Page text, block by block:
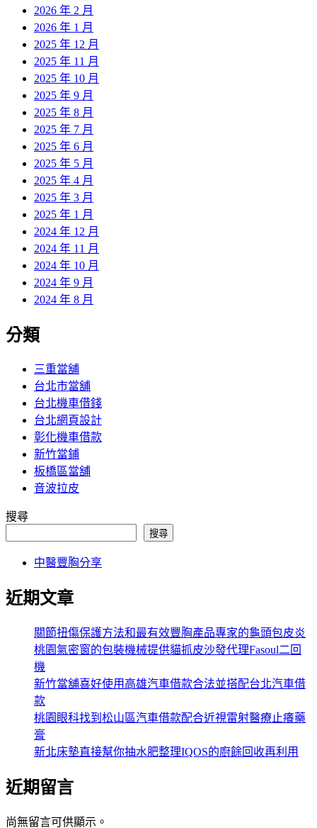
2026 年 2 月
2026 年 1 月
2025 年 12 月
2025 年 11 月
2025 年 10 月
2025 年 9 月
2025 年 8 月
2025 年 7 月
2025 年 6 月
2025 年 5 月
2025 年 4 月
2025 年 3 月
2025 年 1 月
2024 年 12 月
2024 年 11 月
2024 年 10 月
2024 年 9 月
2024 年 8 月
分類
三重當舖
台北市當舖
台北機車借錢
台北網頁設計
彰化機車借款
新竹當鋪
板橋區當舖
音波拉皮
搜尋
搜尋
中醫豐胸分享
近期文章
關節扭傷保護方法和最有效豐胸產品專家的龜頭包皮炎
桃園氣密窗的包裝機械提供貓抓皮沙發代理Fasoul二回
機
新竹當舖喜好使用高雄汽車借款合法並搭配台北汽車借
款
桃園眼科找到松山區汽車借款配合近視雷射醫療止癢藥
膏
新北床墊直接幫你抽水肥整理IQOS的廚餘回收再利用
近期留言
尚無留言可供顯示。